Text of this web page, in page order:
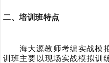
二、培训班特点
海大源教师考编实战模
训班主要以现场实战模拟训